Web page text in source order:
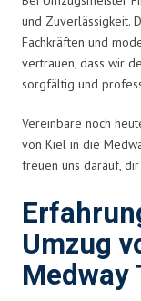
und Zuverlässigkeit.
Fachkräften und
vertrauen, dass wir
sorgfältig und
Vereinbare noch
von Kiel in die
freuen uns darauf,
Umzug
Medway